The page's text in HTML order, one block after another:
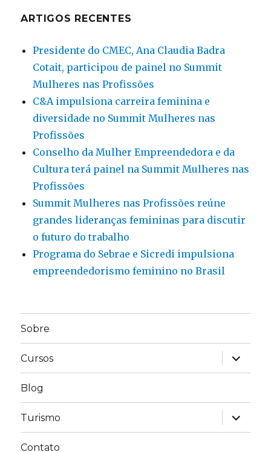
ARTIGOS RECENTES
Presidente do CMEC, Ana Claudia Badra
Cotait, participou de painel no Summit
Mulheres nas Profissões
C&A impulsiona carreira feminina e
diversidade no Summit Mulheres nas
Profissões
Conselho da Mulher Empreendedora e da
Cultura terá painel na Summit Mulheres nas
Profissões
Summit Mulheres nas Profissões reúne
grandes lideranças femininas para discutir
o futuro do trabalho
Programa do Sebrae e Sicredi impulsiona
empreendedorismo feminino no Brasil
Sobre
Cursos
expandir
Blog
Turismo
expandir
Contato